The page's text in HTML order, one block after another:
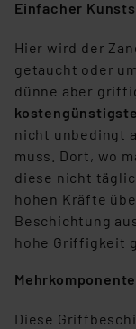
Einfacher
Hier wird der
getaucht oder
dünne aber
nicht unbedingt
muss. Dort, wo
diese nicht
hohen Kräfte
Beschichtung
hohe Griffigkeit
Diese